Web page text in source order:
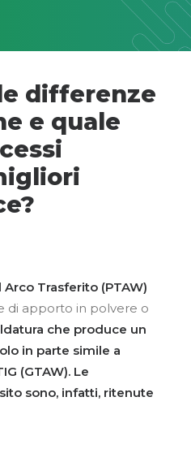
differenze
e quale
Trasferito (PTAW)
di apporto in polvere o
che produce un
in parte simile a
(GTAW). Le
sono, infatti, ritenute